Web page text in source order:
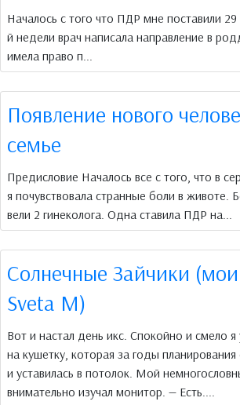
Началось с того что ПДР мне поставили
й недели врач написала направление в
имела право п...
Появление нового
семье
Предисловие Началось все с того, что в
я почувствовала странные боли в животе.
вели 2 гинеколога. Одна ставила ПДР на...
Солнечные Зайчики
Sveta M)
Вот и настал день икс. Спокойно и смело я
на кушетку, которая за годы планирования
и уставилась в потолок. Мой
внимательно изучал монитор. — Есть....